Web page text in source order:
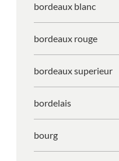
bordeaux blanc
bordeaux rouge
bordeaux superieur
bordelais
bourg